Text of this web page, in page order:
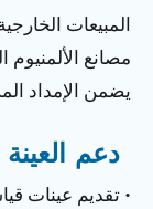
المبيعات
مصانع الألمنيوم
يضمن الإمداد
دعم العينة